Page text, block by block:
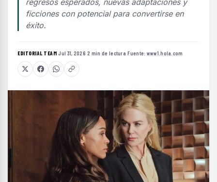
ficciones con potencial para convertirse en
éxito.
EDITORIAL TEAM·Jul 31, 2026·2 min de lectura·Fuente: www1.hola.com